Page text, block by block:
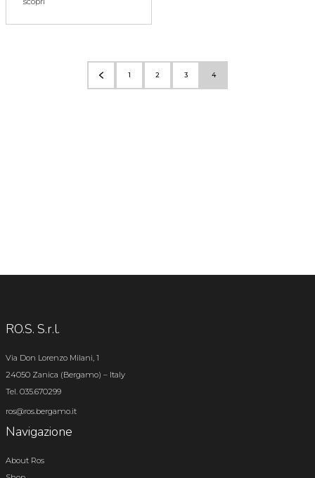
1 2 3 4
RO.S. S.r.l.
Via Don Lorenzo Milani, 1
24050 Zanica (Bergamo) – Italy
Tel. 035.670299
ros@ros.bergamo.it
Navigazione
About Ros